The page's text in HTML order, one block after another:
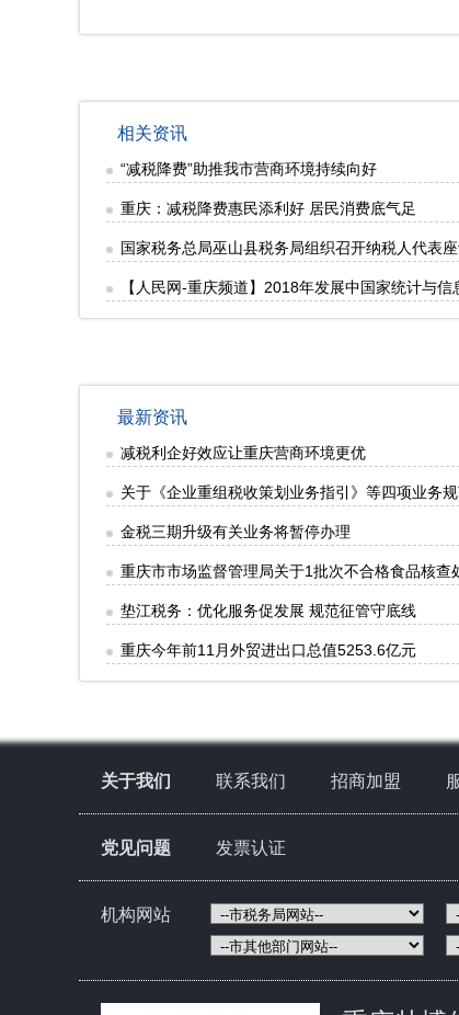
相关资讯
“减税降费”助推我市营商环境持续向好
重庆：减税降费惠民添利好 居民消费底气足
国家税务总局巫山县税务局组织召开纳税人代表
【人民网-重庆频道】2018年发展中国家统计与
最新资讯
减税利企好效应让重庆营商环境更优
关于《企业重组税收策划业务指引》等四项业务
金税三期升级有关业务将暂停办理
重庆市市场监督管理局关于1批次不合格食品核
垫江税务：优化服务促发展 规范征管守底线
重庆今年前11月外贸进出口总值5253.6亿元
关于我们 联系我们 招商加盟
党见问题 发票认证
机构网站